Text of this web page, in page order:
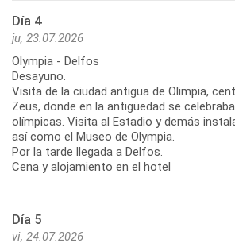
Día 4
ju, 23.07.2026
Olympia - Delfos
Desayuno.
Visita de la ciudad antigua de Olimpia,
Zeus, donde en la antigüedad se
olímpicas. Visita al Estadio y demás
así como el Museo de Olympia.
Por la tarde llegada a Delfos.
Cena y alojamiento en el hotel
Día 5
vi, 24.07.2026